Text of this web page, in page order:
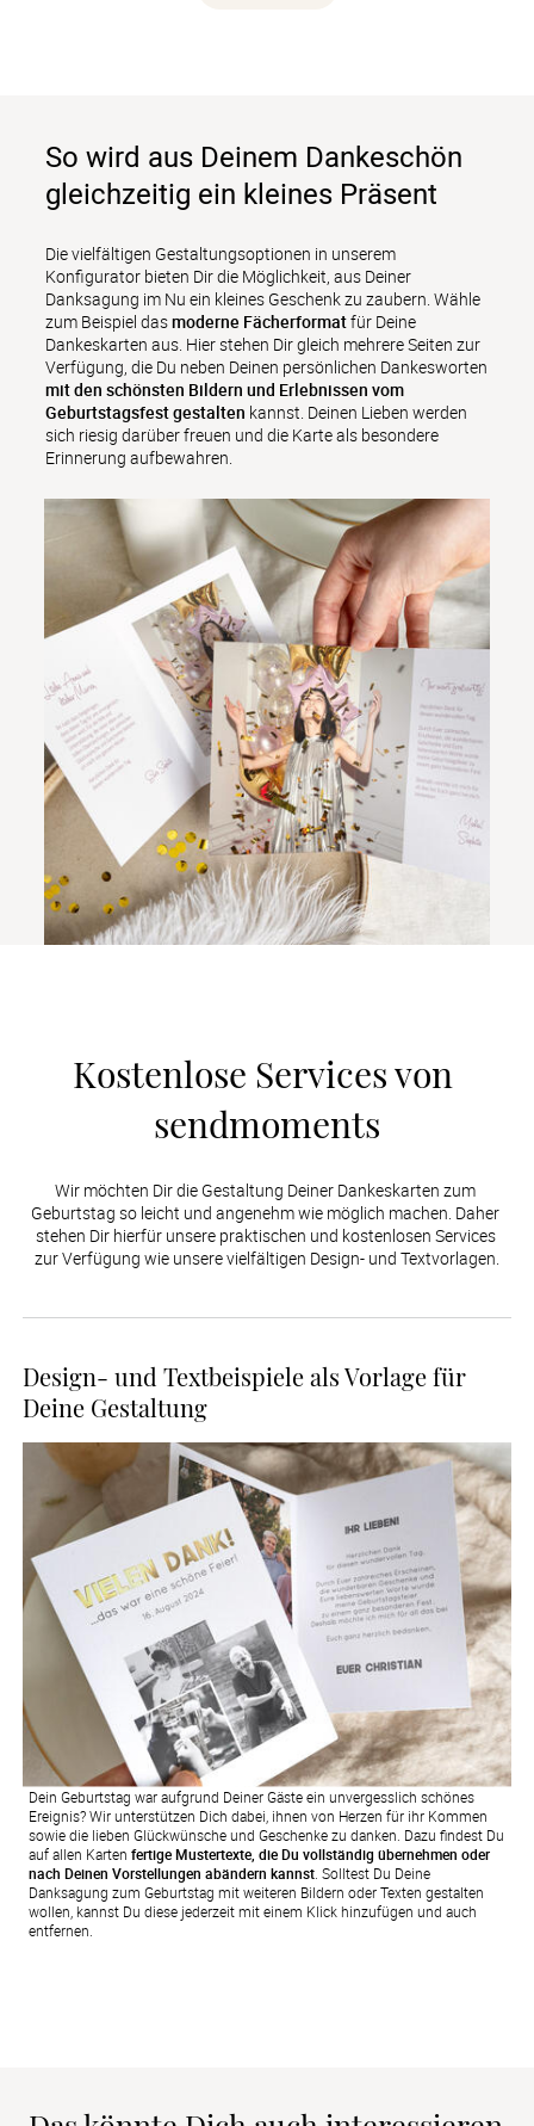
So wird aus Deinem Dankeschön
gleichzeitig ein kleines Präsent
Die vielfältigen Gestaltungsoptionen in unserem
Konfigurator bieten Dir die Möglichkeit, aus Deiner
Danksagung im Nu ein kleines Geschenk zu zaubern. Wähle
zum Beispiel das moderne Fächerformat für Deine
Dankeskarten aus. Hier stehen Dir gleich mehrere Seiten zur
mit den schönsten Bildern und Erlebnissen vom
Geburtstagsfest gestalten kannst. Deinen Lieben werden
sich riesig darüber freuen und die Karte als besondere
Erinnerung aufbewahren.
Kostenlose Services von
sendmoments
Wir möchten Dir die Gestaltung Deiner Dankeskarten zum
Geburtstag so leicht und angenehm wie möglich machen. Daher
stehen Dir hierfür unsere praktischen und kostenlosen Services
zur Verfügung wie unsere vielfältigen Design- und Textvorlagen.
Design- und Textbeispiele als Vorlage für
Deine Gestaltung
Dein Geburtstag war aufgrund Deiner Gäste ein unvergesslich schönes
Ereignis? Wir unterstützen Dich dabei, ihnen von Herzen für ihr Kommen
sowie die lieben Glückwünsche und Geschenke zu danken. Dazu findest Du
auf allen Karten fertige Mustertexte, die Du vollständig übernehmen oder
nach Deinen Vorstellungen abändern kannst. Solltest Du Deine
Danksagung zum Geburtstag mit weiteren Bildern oder Texten gestalten
wollen, kannst Du diese jederzeit mit einem Klick hinzufügen und auch
entfernen.